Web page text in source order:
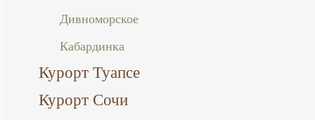
Дивноморское
Кабардинка
Курорт Туапсе
Курорт Сочи